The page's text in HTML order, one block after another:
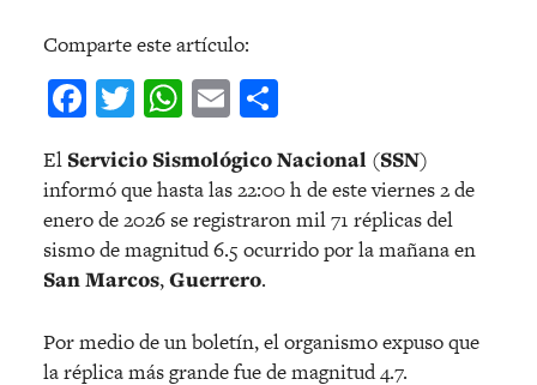
Comparte este artículo:
Facebook
Twitter
WhatsApp
Email
El Servicio Sismológico Nacional (SSN)
informó que hasta las 22:00 h de este viernes 2 de
enero de 2026 se registraron mil 71 réplicas del
sismo de magnitud 6.5 ocurrido por la mañana en
San Marcos,Guerrero.
Por medio de un boletín, el organismo expuso que
la réplica más grande fue de magnitud 4.7.